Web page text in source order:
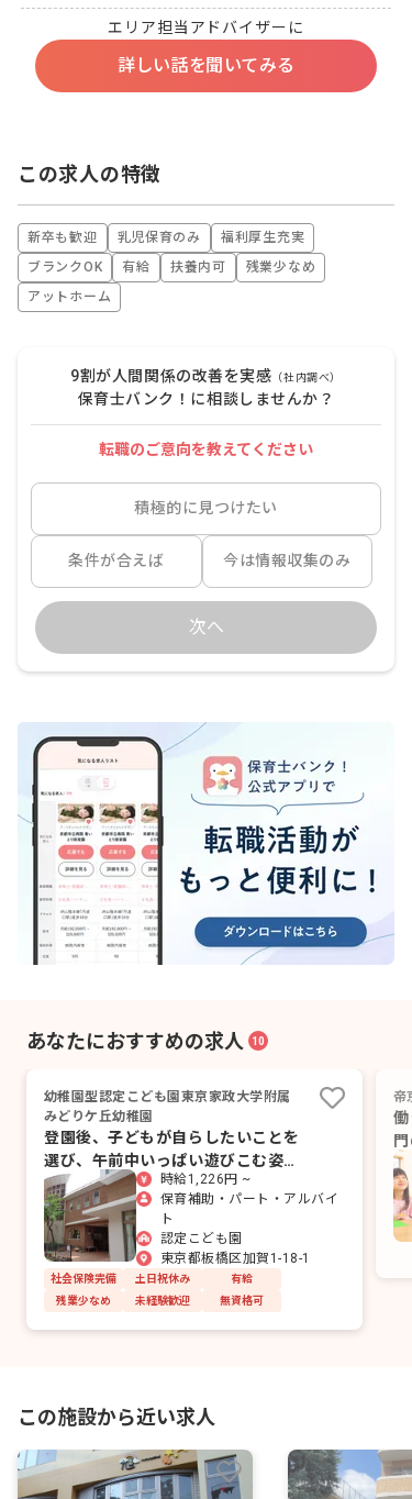
エリア担当アドバイザーに
詳しい話を聞いてみる
この求人の特徴
新卒も歓迎 乳児保育のみ
福利厚生充実
ブランクOK
有給 扶養内可
残業少なめ
アットホーム
9割が人間関係の改善を実感 （社内調べ）
保育士バンク！に相談しませんか？
転職のご意向を教えてください
積極的に見つけたい
条件が合えば 今は情報収集のみ
次へ
あなたにおすすめの求人 10
幼稚園型認定こども園東京家政大学附属
みどりケ丘幼稚園
登園後、子どもが自らしたいことを
選び、午前中いっぱい遊びこむ姿を
見守れます。
時給1,226円 ~
保育補助・パート・アルバイ
ト
認定こども園
東京都板橋区加賀1-18-1
社会保険完備 土日祝休み
有給
残業少なめ
未経験歓迎 無資格可
帝
保
この施設から近い求人